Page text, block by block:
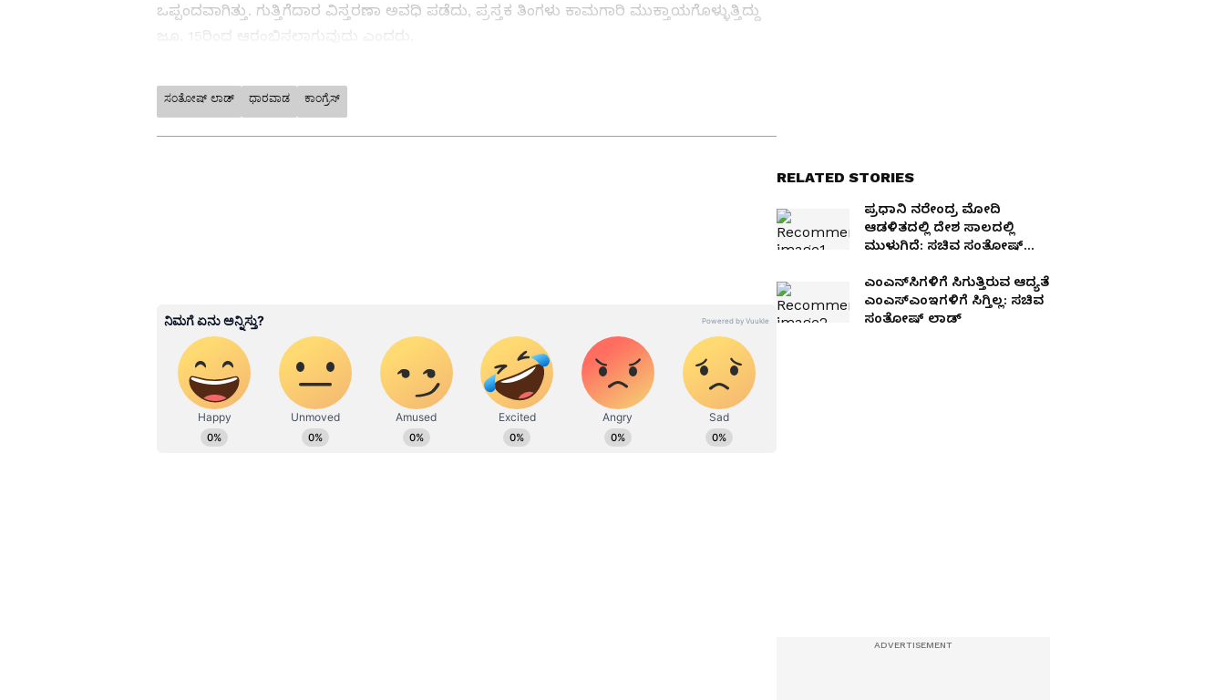
ಒಪ್ಪಂದವಾಗಿತ್ತು. ಗುತ್ತಿಗೆದಾರ ವಿಸ್ತರಣಾ ಅವಧಿ ಪಡೆದು, ಪ್ರಸ್ತಕ ತಿಂಗಳು ಕಾಮಗಾರಿ ಮುಕ್ತಾಯಗೊಳ್ಳುತ್ತಿದ್ದು
ಜೂ. 15ರಿಂದ ಆರಂಭಿಸಲಾಗುವುದು ಎಂದರು.
Related Articles
ABOUT THE AUTHOR
Kannadaprabha News
ಸಂತೋಷ್ ಲಾಡ್ ಧಾರವಾಡ ಕಾಂಗ್ರೆಸ್
RELATED STORIES
ಪ್ರಧಾನಿ ನರೇಂದ್ರ ಮೋದಿ
ಆಡಳಿತದಲ್ಲಿ ದೇಶ ಸಾಲದಲ್ಲಿ
ಮುಳುಗಿದೆ: ಸಚಿವ ಸಂತೋಷ್
ಎಂಎನ್‌ಸಿಗಳಿಗೆ ಸಿಗುತ್ತಿರುವ ಆದ್ಯತೆ
ಎಂಎಸ್‌ಎಂಇಗಳಿಗೆ ಸಿಗ್ತಿಲ್ಲ: ಸಚಿವ
ಸಂತೋಷ್ ಲಾಡ್